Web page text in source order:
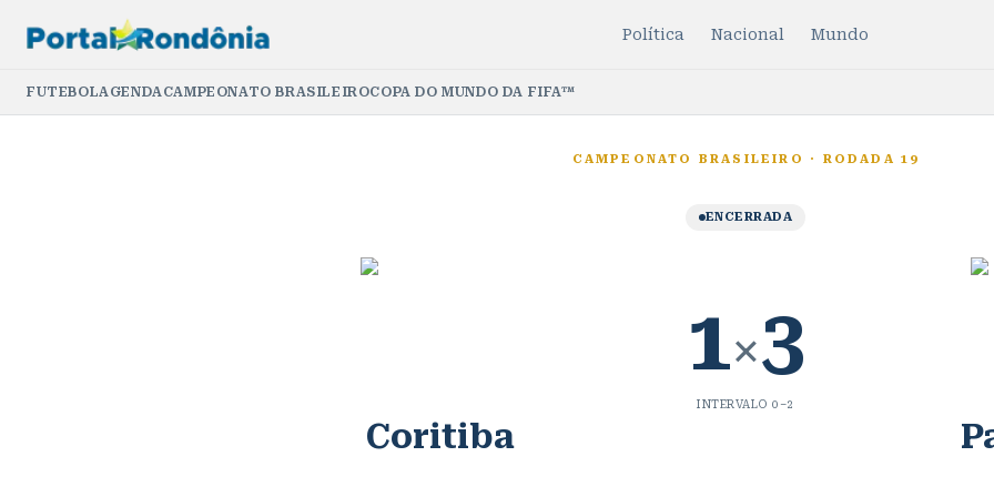
Política Nacional Mundo
FUTEBOLAGENDACAMPEONATO BRASILEIROCOPA DO MUNDO DA FIFA™
CAMPEONATO BRASILEIRO · RODADA 19
ENCERRADA
Coritiba
1×3
INTERVALO0 –2